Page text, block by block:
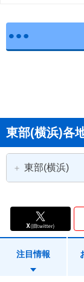
東部(横浜)各
東部(横浜)
横浜市神奈川区
横浜市中区
注目情報